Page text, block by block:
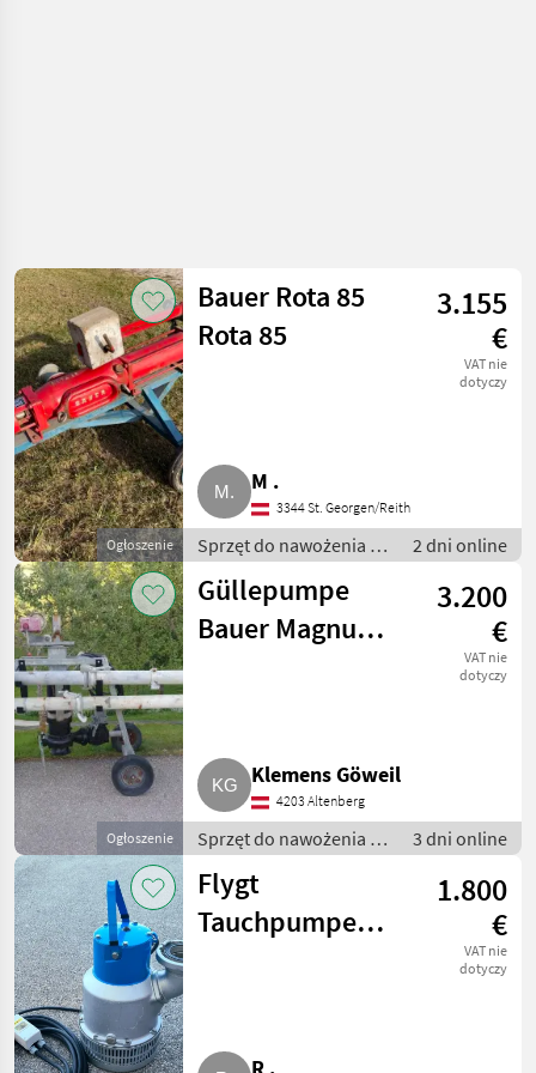
Ogłoszenie
Bauer Rota 85
Rota 85
3.155
€
VAT nie
dotyczy
M .
3344 St. Georgen/Reith
Sprzęt do nawożenia i
nawadniania / Pompy
do gnojowicy
2 dni online
Ogłoszenie
Güllepumpe
Bauer Magnum
3.200
€
VAT nie
dotyczy
Klemens Göweil
4203 Altenberg
Sprzęt do nawożenia i
nawadniania / Pompy
do gnojowicy
3 dni online
Flygt
Tauchpumpe
Schmutzwasserpumpe
1.800
€
VAT nie
dotyczy